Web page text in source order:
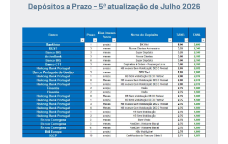
Depósitos a Prazo - 5ª atualização de Julho 2026